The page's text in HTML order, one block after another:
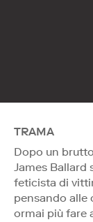
TRAMA
Dopo un
James Ballard
feticista di
pensando alle
ormai più fare